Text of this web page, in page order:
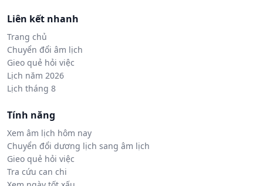
Liên kết nhanh
Trang chủ
Chuyển đổi âm lịch
Gieo quẻ hỏi việc
Lịch năm 2026
Lịch tháng 8
Tính năng
Xem âm lịch hôm nay
Chuyển đổi dương lịch sang âm lịch
Gieo quẻ hỏi việc
Tra cứu can chi